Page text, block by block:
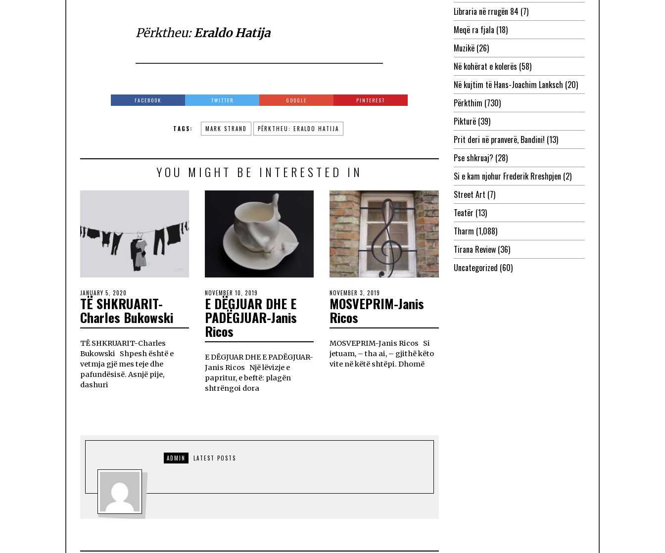
Përktheu:Eraldo Hatija
FACEBOOK TWITTER GOOGLE PINTEREST
TAGS: MARK STRAND PËRKTHEU: ERALDO HATIJA
YOU MIGHT BE INTERESTED IN
JANUARY 5, 2020
TË SHKRUARIT-
Charles Bukowski
TË SHKRUARIT-Charles
Bukowski Shpesh është e
vetmja gjë mes teje dhe
pafundësisë. Asnjë pije,
dashuri
NOVEMBER 10, 2019
E DËGJUAR DHE E
PADËGJUAR-Janis
Ricos
E DËGJUAR DHE E PADËGJUAR-
Janis Ricos Një lëvizje e
papritur, e beftë: plagën
shtrëngoi dora
NOVEMBER 3, 2019
MOSVEPRIM-Janis
Ricos
MOSVEPRIM-Janis Ricos Si
jetuam, – tha ai, – gjithë këto
vite në këtë shtëpi. Dhomë
ADMIN LATEST POSTS
Libraria në rrugën 84 (7)
Meqë ra fjala (18)
Muzikë(26)
Në kohërat e kolerës (58)
Në kujtim të Hans-Joachim Lanksch (20)
Përkthim (730)
Pikturë(39)
Prit deri në pranverë, Bandini! (13)
Pse shkruaj? (28)
Si e kam njohur Frederik Rreshpjen (2)
Street Art (7)
Teatër (13)
Tharm (1,088)
Tirana Review(36)
Uncategorized (60)